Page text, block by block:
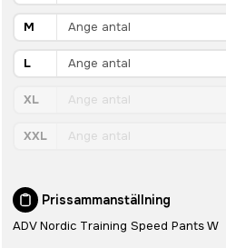
M
L
XL
XXL
Prissammanställning
ADV Nordic Training Speed Pants W